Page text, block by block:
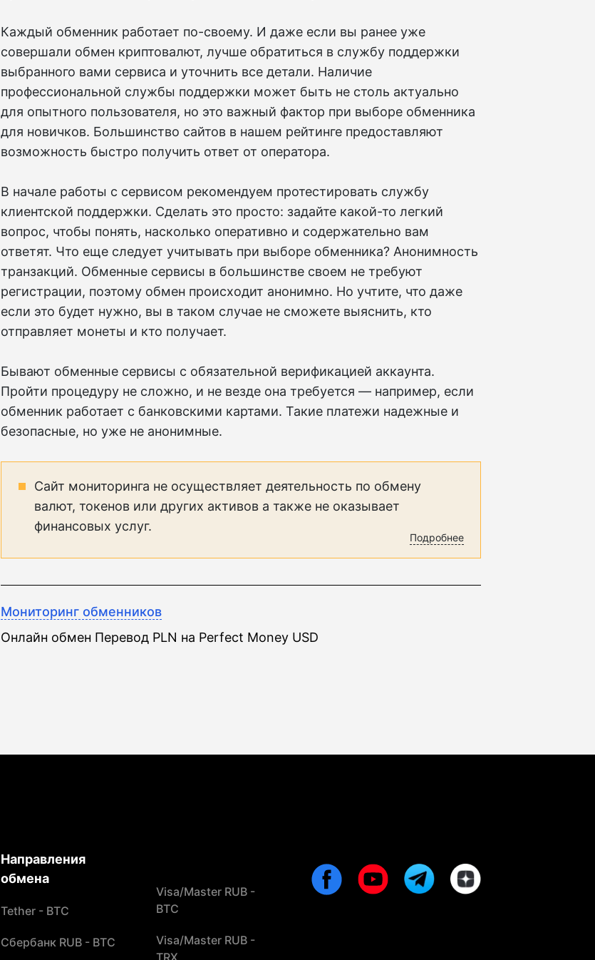
Каждый обменник работает по-своему. И даже если вы ранее уже
совершали обмен криптовалют, лучше обратиться в службу поддержки
выбранного вами сервиса и уточнить все детали. Наличие
профессиональной службы поддержки может быть не столь актуально
для опытного пользователя, но это важный фактор при выборе обменника
для новичков. Большинство сайтов в нашем рейтинге предоставляют
возможность быстро получить ответ от оператора.
В начале работы с сервисом рекомендуем протестировать службу
клиентской поддержки. Сделать это просто: задайте какой-то легкий
вопрос, чтобы понять, насколько оперативно и содержательно вам
ответят. Что еще следует учитывать при выборе обменника? Анонимность
транзакций. Обменные сервисы в большинстве своем не требуют
регистрации, поэтому обмен происходит анонимно. Но учтите, что даже
если это будет нужно, вы в таком случае не сможете выяснить, кто
отправляет монеты и кто получает.
Бывают обменные сервисы с обязательной верификацией аккаунта.
Пройти процедуру не сложно, и не везде она требуется — например, если
обменник работает с банковскими картами. Такие платежи надежные и
безопасные, но уже не анонимные.
Сайт мониторинга не осуществляет деятельность по обмену
валют, токенов или других активов а также не оказывает
финансовых услуг.
Подробнее
Мониторинг обменников
Онлайн обмен Перевод PLN на Perfect Money USD
Направления
обмена
Tether - BTC
Сбербанк RUB - BTC
Visa/Master RUB -
BTC
Visa/Master RUB -
TRX